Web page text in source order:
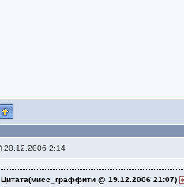
20.12.2006 2:14
Цитата(мисс_граффити @ 19.12.2006 21:07)